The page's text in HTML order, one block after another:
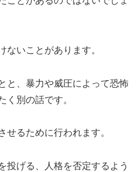
ないことがあります。
と、暴力や威圧によって恐怖
く別の話です。
せるために行われます。
投げる、人格を否定するよう